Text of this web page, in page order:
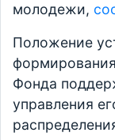
молодежи,
Положение
Фонда
управления